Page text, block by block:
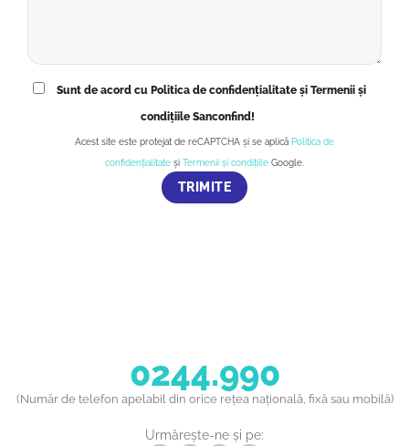
Sunt de acord cu Politica de confidențialitate și Termenii și
condițiile Sanconfind!
Acest site este protejat de reCAPTCHA și se aplică Politica de
confidențialitate și Termenii și condițiile Google.
0244.990
(Număr de telefon apelabil din orice rețea națională, fixă sau mobilă)
Urmărește-ne și pe: